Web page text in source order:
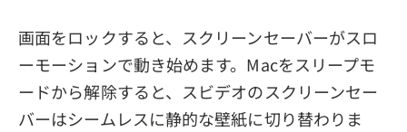
画面をロックすると、スクリーンセーバーがスロ
ーモーションで動き始めます。Macをスリープモ
ードから解除すると、スビデオのスクリーンセー
バーはシームレスに静的な壁紙に切り替わりま